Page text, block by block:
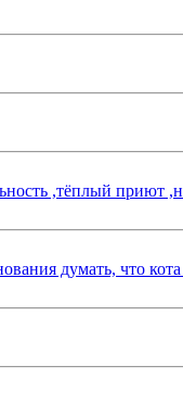
,тёплый приют
думать, что